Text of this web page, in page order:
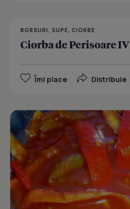
BORSURI, SUPE, CIORBE
Ciorba de Perisoare IV
Îmi place Distribuie